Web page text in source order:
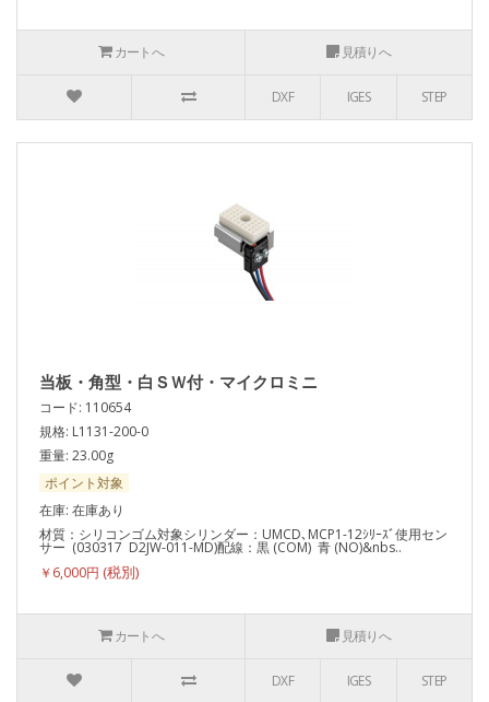
カートへ 見積りへ
DXF IGES STEP
当板・角型・白ＳＷ付・マイクロミニ
コード: 110654
規格: L1131-200-0
重量: 23.00g
ポイント対象
在庫: 在庫あり
材質：シリコンゴム対象シリンダー：UMCD､MCP1-12ｼﾘｰｽﾞ使用セン
サー (030317 D2JW-011-MD)配線：黒 (COM) 青 (NO)&nbs..
￥6,000円
カートへ 見積りへ
DXF IGES STEP